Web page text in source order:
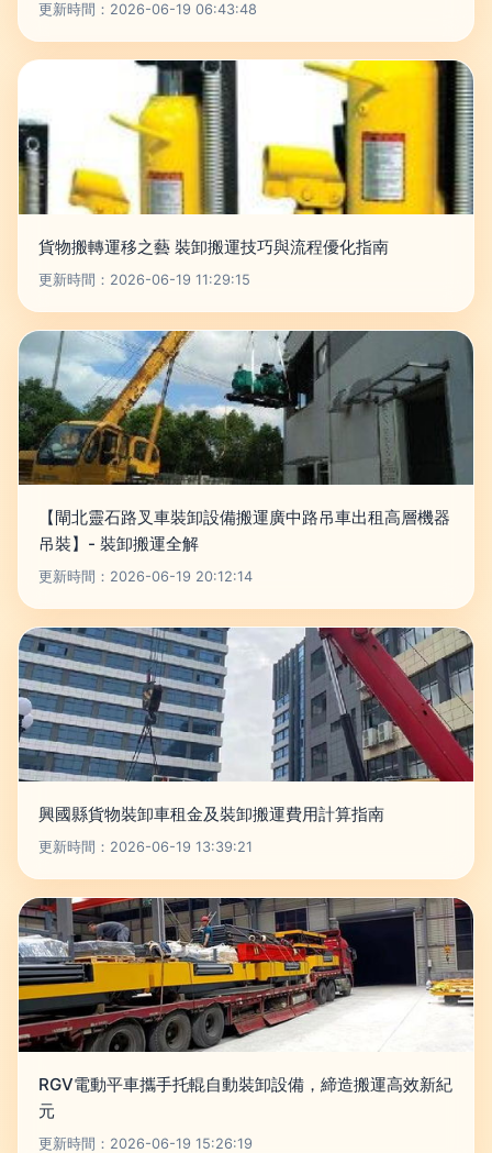
更新時間：2026-06-19 06:43:48
貨物搬轉運移之藝 裝卸搬運技巧與流程優化指南
更新時間：2026-06-19 11:29:15
【閘北靈石路叉車裝卸設備搬運廣中路吊車出租高層機器
吊裝】- 裝卸搬運全解
更新時間：2026-06-19 20:12:14
興國縣貨物裝卸車租金及裝卸搬運費用計算指南
更新時間：2026-06-19 13:39:21
RGV電動平車攜手托輥自動裝卸設備，締造搬運高效新紀
元
更新時間：2026-06-19 15:26:19